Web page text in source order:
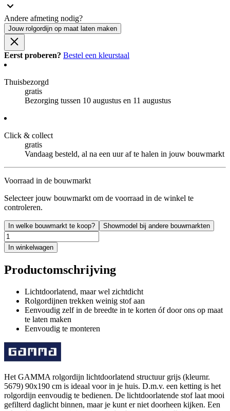
Andere afmeting nodig?
Jouw rolgordijn op maat laten maken
Eerst proberen? Bestel een kleurstaal
Thuisbezorgd
gratis
Bezorging tussen 10 augustus en 11 augustus
Click & collect
gratis
Vandaag besteld, al na een uur af te halen in jouw bouwmarkt
Voorraad in de bouwmarkt
Selecteer jouw bouwmarkt om de voorraad in de winkel te
controleren.
In welke bouwmarkt te koop? Showmodel bij andere bouwmarkten
In winkelwagen
Productomschrijving
Lichtdoorlatend, maar wel zichtdicht
Rolgordijnen trekken weinig stof aan
Eenvoudig zelf in de breedte in te korten óf door ons op maat
te laten maken
Eenvoudig te monteren
Het GAMMA rolgordijn lichtdoorlatend structuur grijs (kleurnr.
5679) 90x190 cm is ideaal voor in je huis. D.m.v. een ketting is het
rolgordijn eenvoudig te bedienen. De lichtdoorlatende stof laat mooi
gefilterd daglicht binnen, maar je kunt er niet doorheen kijken. Een